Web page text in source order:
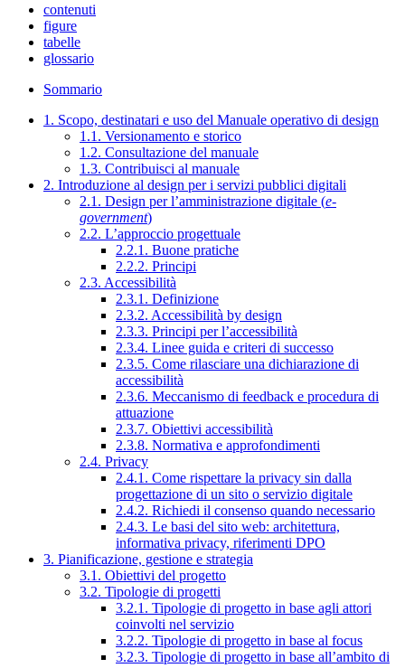
contenuti
figure
tabelle
glossario
Sommario
1. Scopo, destinatari e uso del Manuale operativo di design
1.1. Versionamento e storico
1.2. Consultazione del manuale
1.3. Contribuisci al manuale
2. Introduzione al design per i servizi pubblici digitali
2.1. Design per l’amministrazione digitale (e-
government)
2.2. L’approccio progettuale
2.2.1. Buone pratiche
2.2.2. Principi
2.3. Accessibilità
2.3.1. Definizione
2.3.2. Accessibilità by design
2.3.3. Principi per l’accessibilità
2.3.4. Linee guida e criteri di successo
2.3.5. Come rilasciare una dichiarazione di
accessibilità
2.3.6. Meccanismo di feedback e procedura di
attuazione
2.3.7. Obiettivi accessibilità
2.3.8. Normativa e approfondimenti
2.4. Privacy
2.4.1. Come rispettare la privacy sin dalla
progettazione di un sito o servizio digitale
2.4.2. Richiedi il consenso quando necessario
2.4.3. Le basi del sito web: architettura,
informativa privacy, riferimenti DPO
3. Pianificazione, gestione e strategia
3.1. Obiettivi del progetto
3.2. Tipologie di progetti
3.2.1. Tipologie di progetto in base agli attori
coinvolti nel servizio
3.2.2. Tipologie di progetto in base al focus
3.2.3. Tipologie di progetto in base all’ambito di